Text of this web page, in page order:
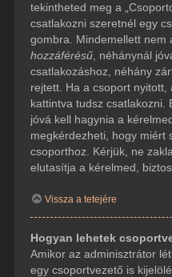
tekintheted meg a
csatlakozni szeretnél egy
gombra. Mindemellett nem
hozzáférésű, néhánynál
csatlakozáshoz, néhány
rejtett. Ha a csoport
kattintva tudsz csatlakozni.
jóvá kell hagynia a
megkérdezheti, hogy miért
csoporthoz. Kérjük, ne
elutasítja a kérelmed,
Vissza a tetejére
Hogyan lehetek
Amikor az adminisztrátor
egy csoportvezető is